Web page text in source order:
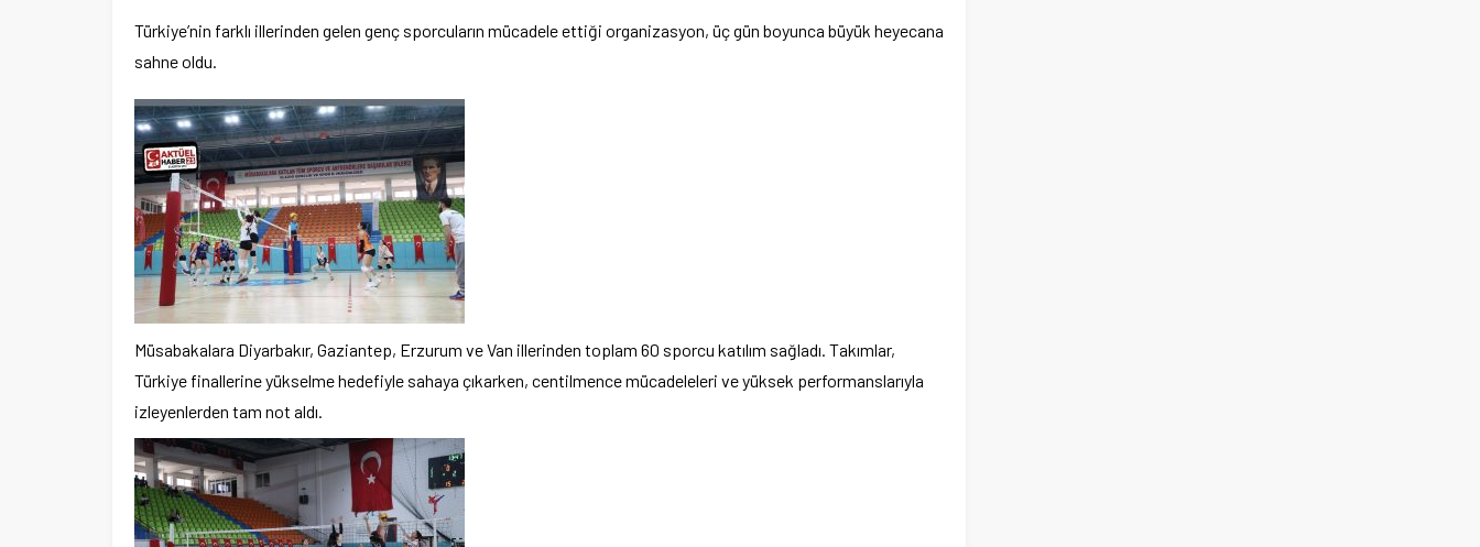
Türkiye’nin farklı illerinden gelen genç sporcuların mücadele ettiği organizasyon, üç gün boyunca büyük heyecana
sahne oldu.
Müsabakalara Diyarbakır, Gaziantep, Erzurum ve Van illerinden toplam 60 sporcu katılım sağladı. Takımlar,
Türkiye finallerine yükselme hedefiyle sahaya çıkarken, centilmence mücadeleleri ve yüksek performanslarıyla
izleyenlerden tam not aldı.